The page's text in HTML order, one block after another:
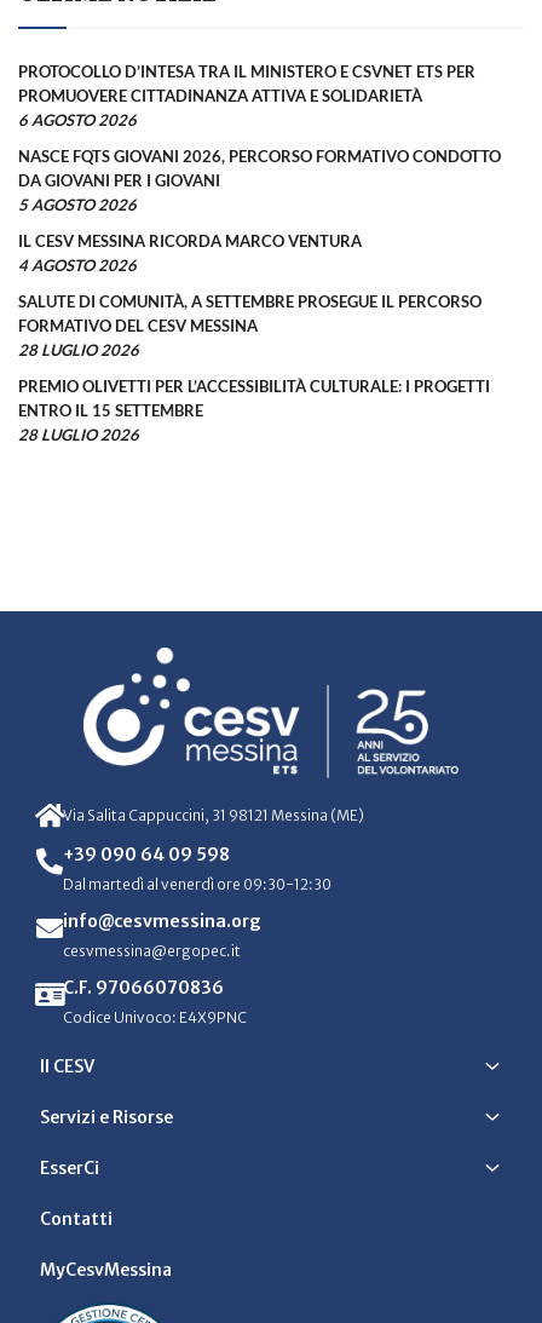
PROTOCOLLO D’INTESA TRA IL MINISTERO E CSVNET ETS PER
PROMUOVERE CITTADINANZA ATTIVA E SOLIDARIETÀ
6 AGOSTO 2026
NASCE FQTS GIOVANI 2026, PERCORSO FORMATIVO CONDOTTO
DA GIOVANI PER I GIOVANI
5 AGOSTO 2026
IL CESV MESSINA RICORDA MARCO VENTURA
4 AGOSTO 2026
SALUTE DI COMUNITÀ, A SETTEMBRE PROSEGUE IL PERCORSO
FORMATIVO DEL CESV MESSINA
28 LUGLIO 2026
PREMIO OLIVETTI PER L’ACCESSIBILITÀ CULTURALE: I PROGETTI
ENTRO IL 15 SETTEMBRE
28 LUGLIO 2026
Via Salita Cappuccini, 31 98121 Messina (ME)
+39 090 64 09 598
Dal martedì al venerdì ore 09:30-12:30
info@cesvmessina.org
cesvmessina@ergopec.it
C.F. 97066070836
Codice Univoco: E4X9PNC
Il CESV
Servizi e Risorse
EsserCi
Contatti
MyCesvMessina